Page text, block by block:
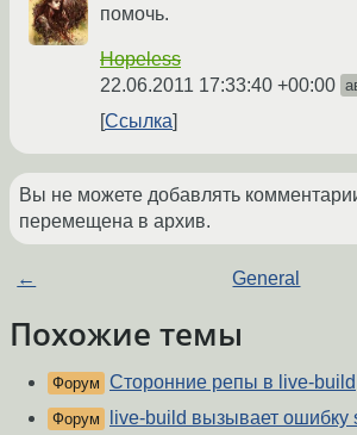
помочь.
Hopeless
22.06.2011 17:33:40 +00:00
Ссылка
Вы не можете добавлять
перемещена в архив.
← General
Похожие темы
Форум Сторонние репы в live-build
Форум live-build вызывает ошибку